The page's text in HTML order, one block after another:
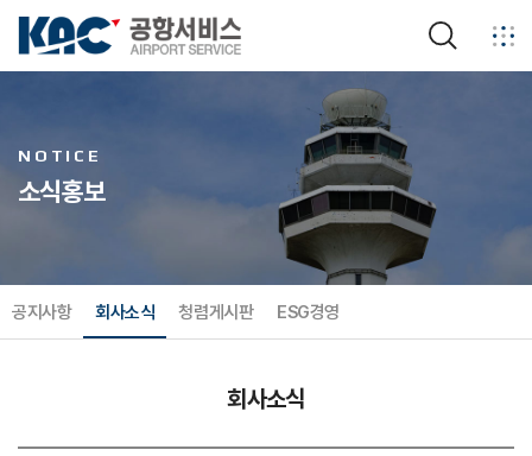
검색
NOTICE
소식홍보
공지사항 회사소식 청렴게시판 ESG경영
회사소식